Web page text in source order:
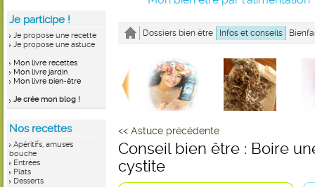
Je participe !
Je propose une recette
Je propose une astuce
Mon livre recettes
Mon livre jardin
Mon livre bien-être
Je crée mon blog !
Nos recettes
Apéritifs, amuses
bouche
Entrées
Plats
Desserts
Dossiers bien être Infos et conseils
<< Astuce précédente
Conseil bien être : Boire
cystite